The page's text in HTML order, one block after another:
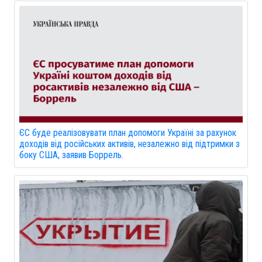
ЄС буде реалізовувати план допомоги Україні за рахунок
доходів від російських активів, незалежно від підтримки з
боку США, заявив Боррель.